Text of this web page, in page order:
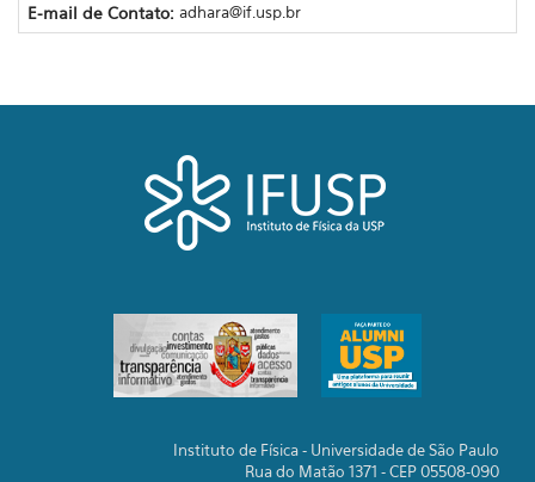
E-mail de Contato: adhara@if.usp.br
Instituto de Física - Universidade de São Paulo
Rua do Matão 1371 - CEP 05508-090